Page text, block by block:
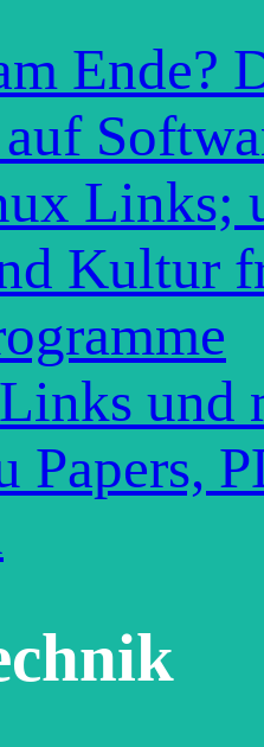
Ende?
Links;
Kultur
und
Papers,